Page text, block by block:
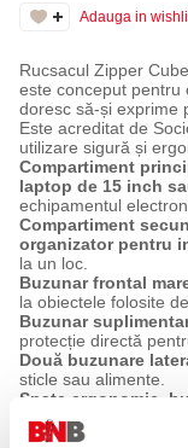
Adauga in
Rucsacul Zipper
este conceput pentru
doresc să-și exprime
Este acreditat de
utilizare sigură și
Compartiment
laptop de 15 inch
echipamentul
Compartiment
organizator pentru
la un loc.
Buzunar frontal
la obiectele folosite
Buzunar
protecție directă
Două buzunare
sticle sau alimente.
Spate ergonomic,
zilnică.
Acreditat de